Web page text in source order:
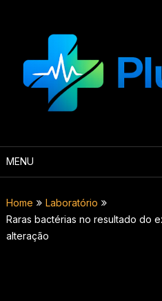
MENU
Home
Laboratório
Raras bactérias no resultado do
alteração